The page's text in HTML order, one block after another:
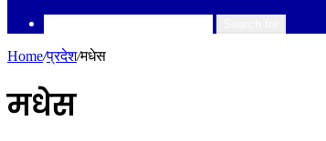
Home/प्रदेश/मधेस
मधेस